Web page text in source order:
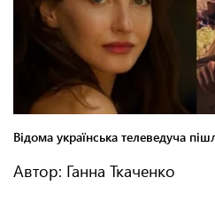
Автор: Ганна Ткаченко